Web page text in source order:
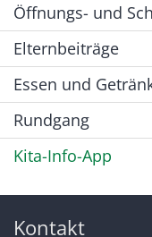
Öffnungs- und
Elternbeiträge
Essen und
Rundgang
Kita-Info-App
Kontakt